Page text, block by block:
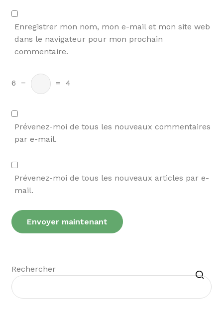
Enregistrer mon nom, mon e-mail et mon site web
dans le navigateur pour mon prochain
commentaire.
6 − = 4
Prévenez-moi de tous les nouveaux commentaires
par e-mail.
Prévenez-moi de tous les nouveaux articles par e-
mail.
Rechercher
Recherche